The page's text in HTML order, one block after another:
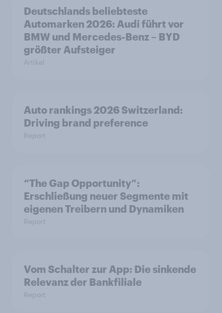
Deutschlands beliebteste
Automarken 2026: Audi führt vor
BMW und Mercedes-Benz – BYD
größter Aufsteiger
Artikel
Auto rankings 2026 Switzerland:
Driving brand preference
Report
“The Gap Opportunity”:
Erschließung neuer Segmente mit
eigenen Treibern und Dynamiken
Report
Vom Schalter zur App: Die sinkende
Relevanz der Bankfiliale
Report